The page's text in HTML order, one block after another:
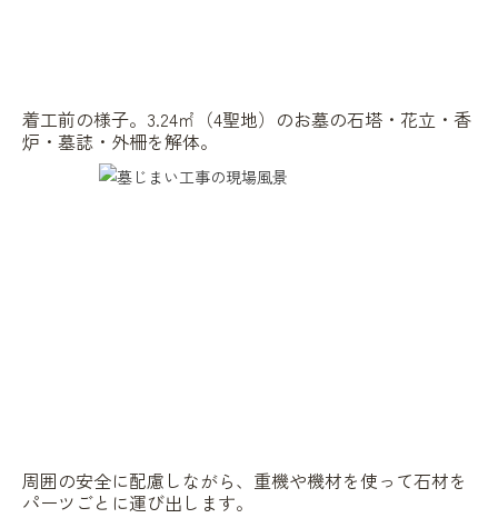
着工前の様子。3.24㎡（4聖地）のお墓の石塔・花立・香
炉・墓誌・外柵を解体。
周囲の安全に配慮しながら、重機や機材を使って石材を
パーツごとに運び出します。